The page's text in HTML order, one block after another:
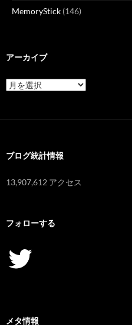
MemoryStick (146)
アーカイブ
ア
ー
ブログ統計情報
13,907,612 アクセス
フォローする
Twitter
メタ情報